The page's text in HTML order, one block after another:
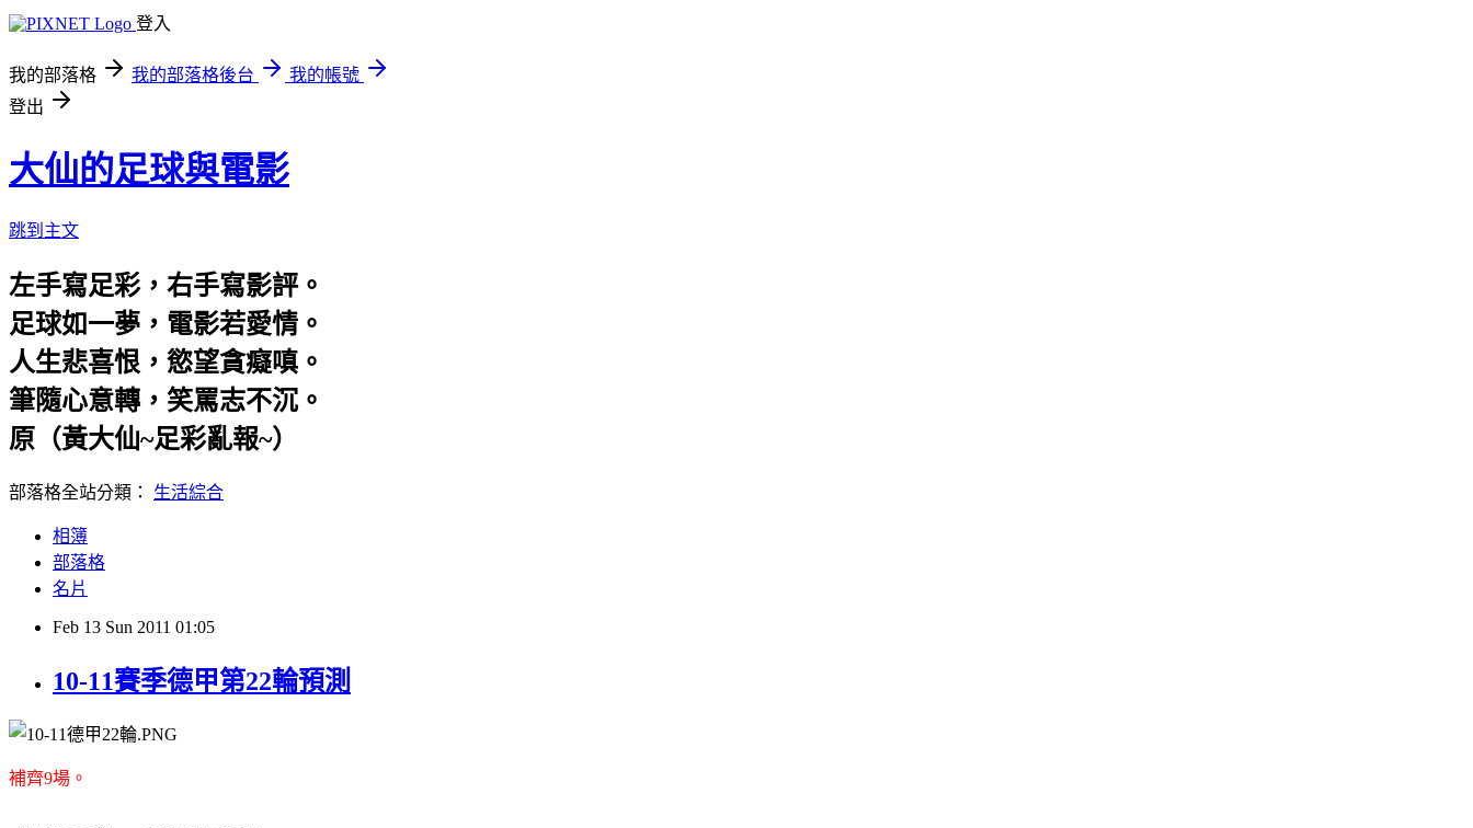
登入
我的部落格 我的部落格後台
我的帳號
登出
大仙的足球與電影
跳到主文
左手寫足彩，右手寫影評。
足球如一夢，電影若愛情。
人生悲喜恨，慾望貪癡嗔。
筆隨心意轉，笑罵志不沉。
原（黃大仙~足彩亂報~）
部落格全站分類： 生活綜合
相簿
部落格
名片
Feb 13 Sun 2011 01:05
10-11賽季德甲第22輪預測
補齊9場。